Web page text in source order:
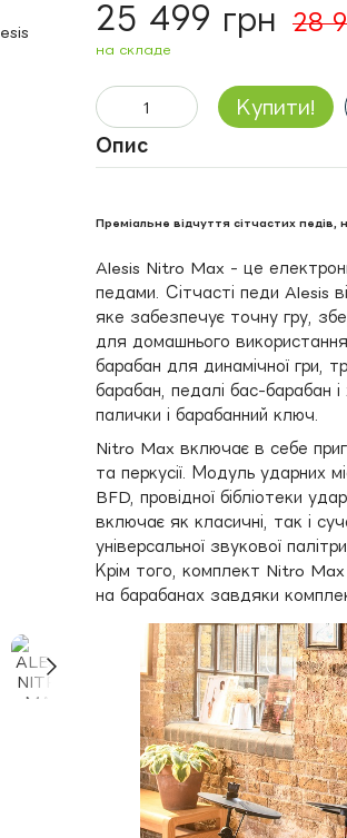
25 499 грн 28
на складе
Купити!
Опис
Преміальне відчуття сітчастих педів,
Alesis Nitro Max - це
педами. Сітчасті педи Alesis
яке забезпечує точну гру,
для домашнього
барабан для динамічної гри,
барабан, педалі бас-барабан
палички і барабанний ключ.
Nitro Max включає в себе
та перкусії. Модуль ударних
BFD, провідної бібліотеки
включає як класичні, так і
універсальної звукової
Крім того, комплект Nitro
на барабанах завдяки